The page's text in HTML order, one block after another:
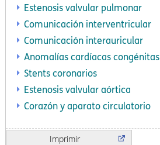
Estenosis valvular pulmonar
Comunicación interventricular
Comunicación interauricular
Anomalías cardíacas congénitas
Stents coronarios
Estenosis valvular aórtica
Corazón y aparato circulatorio
Imprimir